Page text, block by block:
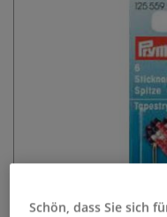
Schön, dass Sie sich